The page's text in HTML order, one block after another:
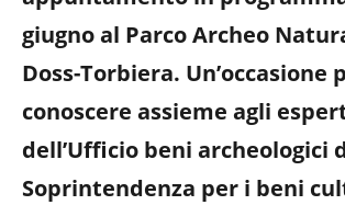
giugno al Parco Archeo
Doss-Torbiera. Un’occasione
conoscere assieme agli
dell’Ufficio beni archeologici
Soprintendenza per i beni